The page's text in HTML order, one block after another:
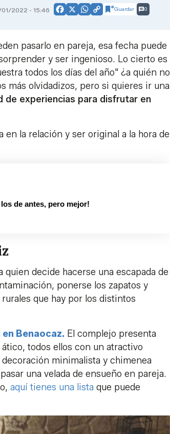
2022 - 15:46 Facebook
X WhatsApp
CopyGuardar 0
pasarlo en pareja, esa fecha puede
y ser ingenioso. Lo cierto es
todos los días del año" ¿a quién no
más olvidadizos, pero si quieres ir una
de experiencias para disfrutar en
en la relación y ser original a la hora de
de antes, pero mejor!
decide hacerse una escapada de
ponerse los zapatos y
que hay por los distintos
Benaocaz. El complejo presenta
todos ellos con un atractivo
minimalista y chimenea
una velada de ensueño en pareja.
aquí tienes una lista que puede